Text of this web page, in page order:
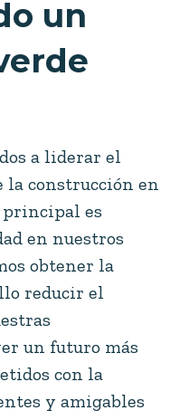
un
a liderar el
la construcción en
principal es
en nuestros
obtener la
reducir el
un futuro más
con la
y amigables